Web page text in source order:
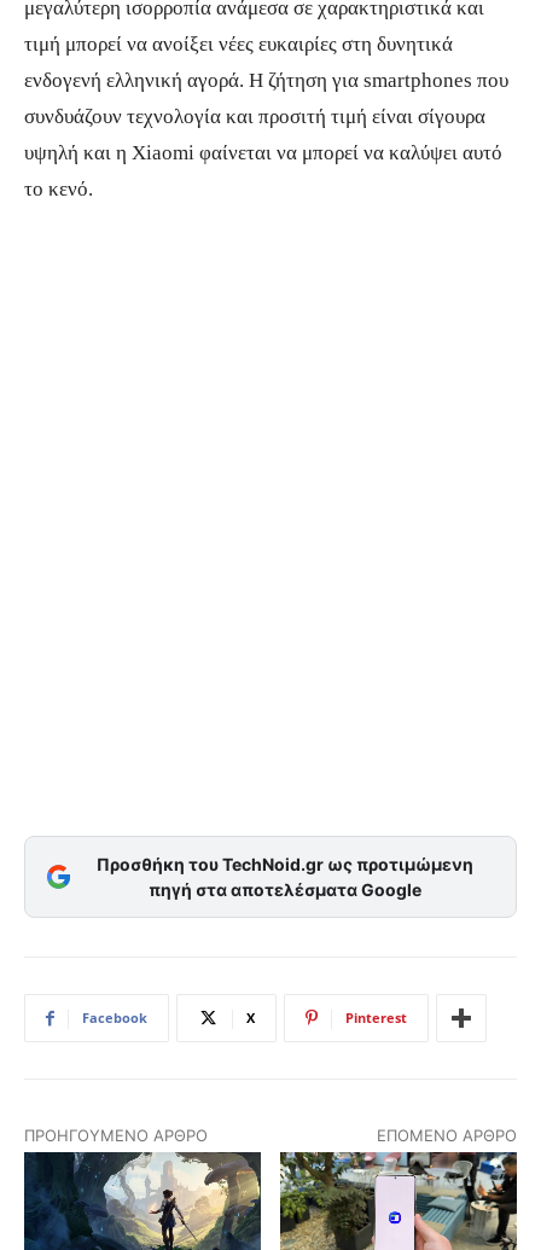
μεγαλύτερη ισορροπία ανάμεσα σε χαρακτηριστικά και
τιμή μπορεί να ανοίξει νέες ευκαιρίες στη δυνητικά
ενδογενή ελληνική αγορά. Η ζήτηση για smartphones που
συνδυάζουν τεχνολογία και προσιτή τιμή είναι σίγουρα
υψηλή και η Xiaomi φαίνεται να μπορεί να καλύψει αυτό
το κενό.
Προσθήκη του TechNoid.gr ως προτιμώμενη
πηγή στα αποτελέσματα Google
Facebook X Pinterest
ΠΡΟΗΓΟΎΜΕΝΟ ΆΡΘΡΟ ΕΠΌΜΕΝΟ ΆΡΘΡΟ